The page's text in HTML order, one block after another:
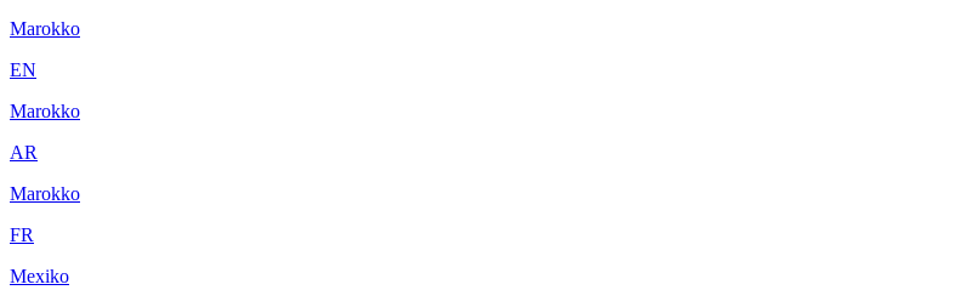
Marokko
EN
Marokko
AR
Marokko
FR
Mexiko